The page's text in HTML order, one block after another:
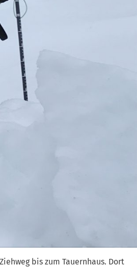
bis zum Tauernhaus. Dort